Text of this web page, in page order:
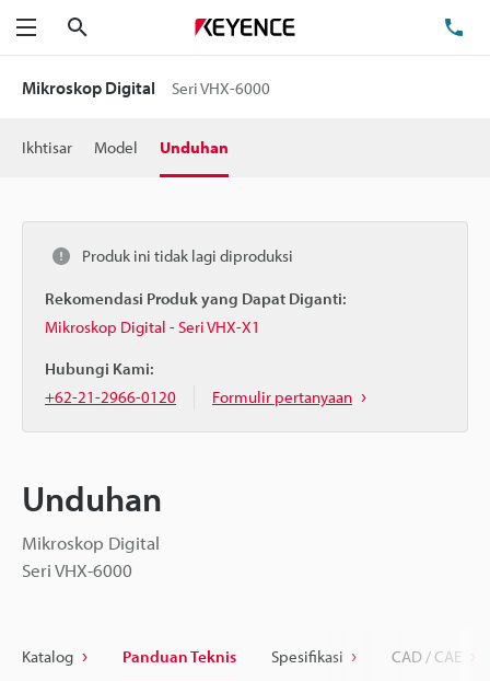
Menu
Mikroskop Digital Seri VHX-6000
Ikhtisar Model Unduhan
Produk ini tidak lagi diproduksi
Rekomendasi Produk yang Dapat Diganti:
Mikroskop Digital - Seri VHX-X1
Hubungi Kami:
+62-21-2966-0120
Formulir pertanyaan
Unduhan
Mikroskop Digital
Seri VHX-6000
Katalog Panduan Teknis Spesifikasi CAD / CAE